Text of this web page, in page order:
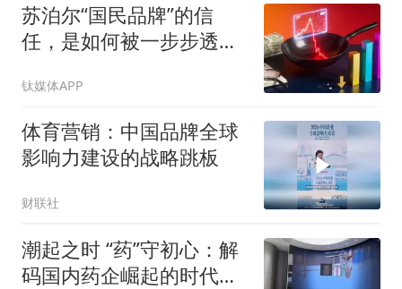
苏泊尔“国民品牌”的信
任，是如何被一步步透支
钛媒体APP
体育营销：中国品牌全球
影响力建设的战略跳板
财联社
潮起之时 “药”守初心：解
码国内药企崛起的时代答